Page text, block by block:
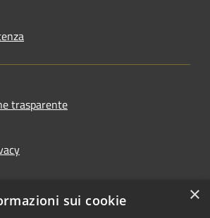
trasparente
accessibilità
×
sui cookie